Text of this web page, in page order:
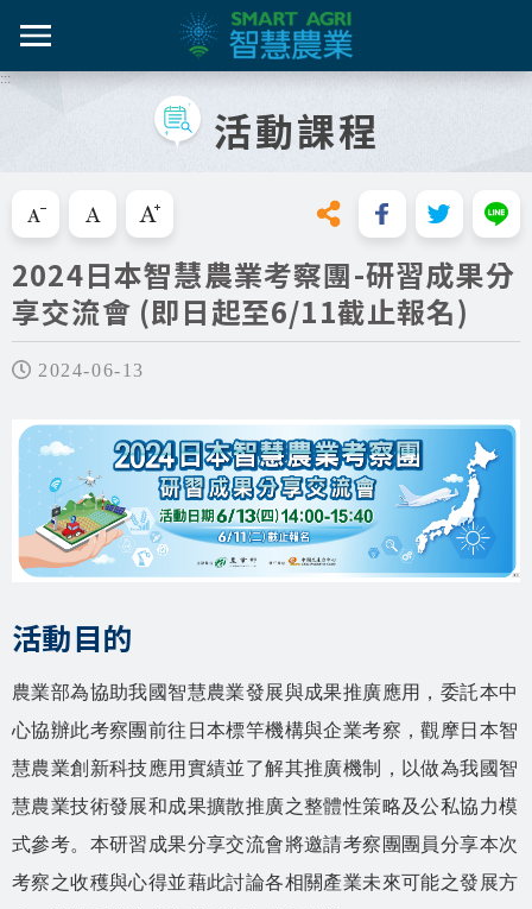
:::
活動課程
2024日本智慧農業考察團-研習成果分
享交流會 (即日起至6/11截止報名)
2024-06-13
活動目的
農業部為協助我國智慧農業發展與成果推廣應用，委託本中
心協辦此考察團前往日本標竿機構與企業考察，觀摩日本智
慧農業創新科技應用實績並了解其推廣機制，以做為我國智
慧農業技術發展和成果擴散推廣之整體性策略及公私協力模
式參考。本研習成果分享交流會將邀請考察團團員分享本次
考察之收穫與心得並藉此討論各相關產業未來可能之發展方
新知與活動
推動實例
影音區
技術專區
相關資源
網站導覽
English
畜禽產業
亮點專輯
十年築
資料集